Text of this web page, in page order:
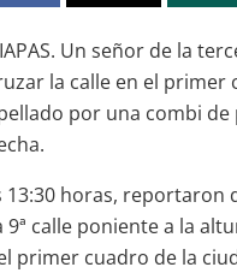
Un señor de la
la calle en el primer
por una combi de
13:30 horas, reportaron
calle poniente a la
primer cuadro de la